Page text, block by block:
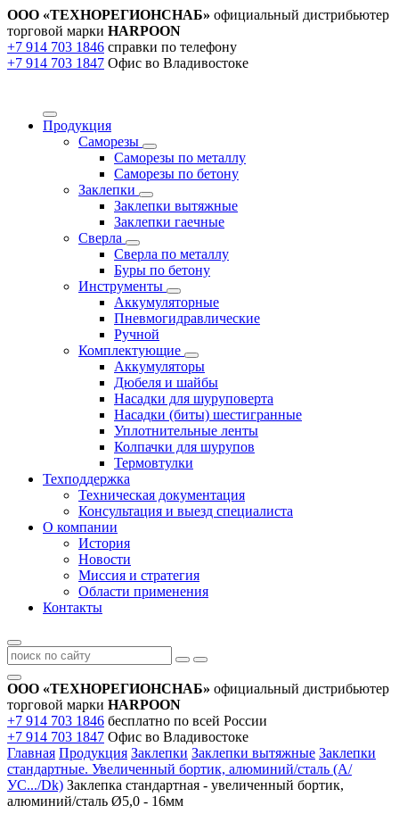
ООО «ТЕХНОРЕГИОНСНАБ» официальный дистрибьютер
торговой марки HARPOON
+7 914 703 1846 справки по телефону
+7 914 703 1847 Офис во Владивостоке
Продукция
Саморезы
Саморезы по металлу
Саморезы по бетону
Заклепки
Заклепки вытяжные
Заклепки гаечные
Сверла
Сверла по металлу
Буры по бетону
Инструменты
Аккумуляторные
Пневмогидравлические
Ручной
Комплектующие
Аккумуляторы
Дюбеля и шайбы
Насадки для шуруповерта
Насадки (биты) шестигранные
Уплотнительные ленты
Колпачки для шурупов
Термовтулки
Техподдержка
Техническая документация
Консультация и выезд специалиста
О компании
История
Новости
Миссия и стратегия
Области применения
Контакты
ООО «ТЕХНОРЕГИОНСНАБ» официальный дистрибьютер
торговой марки HARPOON
+7 914 703 1846 бесплатно по всей России
+7 914 703 1847 Офис во Владивостоке
Главная Продукция Заклепки Заклепки вытяжные Заклепки
стандартные. Увеличенный бортик, алюминий/сталь (А/
УС.../Dk) Заклепка стандартная - увеличенный бортик,
алюминий/сталь Ø5,0 - 16мм